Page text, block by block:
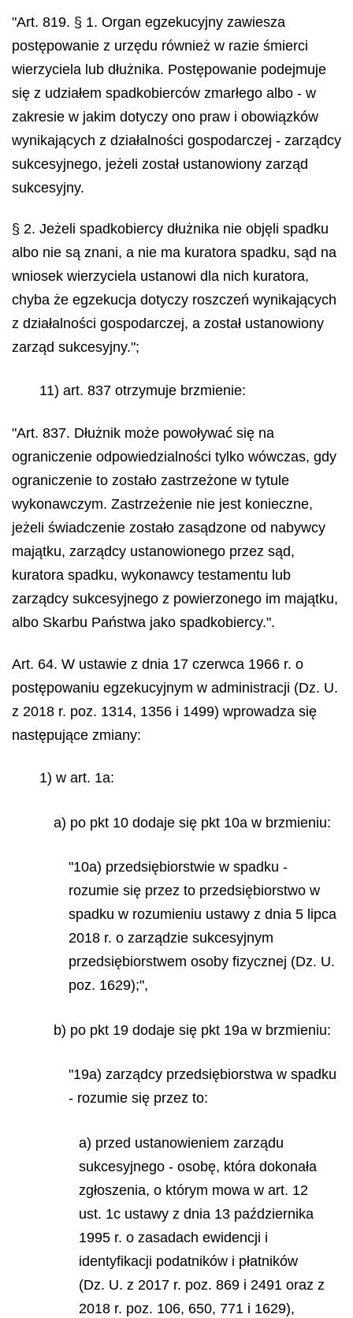
"Art. 819. § 1. Organ egzekucyjny zawiesza
postępowanie z urzędu również w razie śmierci
wierzyciela lub dłużnika. Postępowanie podejmuje
się z udziałem spadkobierców zmarłego albo - w
zakresie w jakim dotyczy ono praw i obowiązków
wynikających z działalności gospodarczej - zarządcy
sukcesyjnego, jeżeli został ustanowiony zarząd
sukcesyjny.
§ 2. Jeżeli spadkobiercy dłużnika nie objęli spadku
albo nie są znani, a nie ma kuratora spadku, sąd na
wniosek wierzyciela ustanowi dla nich kuratora,
chyba że egzekucja dotyczy roszczeń wynikających
z działalności gospodarczej, a został ustanowiony
zarząd sukcesyjny.";
11) art. 837 otrzymuje brzmienie:
"Art. 837. Dłużnik może powoływać się na
ograniczenie odpowiedzialności tylko wówczas, gdy
ograniczenie to zostało zastrzeżone w tytule
wykonawczym. Zastrzeżenie nie jest konieczne,
jeżeli świadczenie zostało zasądzone od nabywcy
majątku, zarządcy ustanowionego przez sąd,
kuratora spadku, wykonawcy testamentu lub
zarządcy sukcesyjnego z powierzonego im majątku,
albo Skarbu Państwa jako spadkobiercy.".
Art. 64. W ustawie z dnia 17 czerwca 1966 r. o
postępowaniu egzekucyjnym w administracji (Dz. U.
z 2018 r. poz. 1314, 1356 i 1499) wprowadza się
następujące zmiany:
1) w art. 1a:
a) po pkt 10 dodaje się pkt 10a w brzmieniu:
"10a) przedsiębiorstwie w spadku -
rozumie się przez to przedsiębiorstwo w
spadku w rozumieniu ustawy z dnia 5 lipca
2018 r. o zarządzie sukcesyjnym
przedsiębiorstwem osoby fizycznej (Dz. U.
poz. 1629);",
b) po pkt 19 dodaje się pkt 19a w brzmieniu:
"19a) zarządcy przedsiębiorstwa w spadku
- rozumie się przez to:
a) przed ustanowieniem zarządu
sukcesyjnego - osobę, która dokonała
zgłoszenia, o którym mowa w art. 12
ust. 1c ustawy z dnia 13 października
1995 r. o zasadach ewidencji i
identyfikacji podatników i płatników
(Dz. U. z 2017 r. poz. 869 i 2491 oraz z
2018 r. poz. 106, 650, 771 i 1629),